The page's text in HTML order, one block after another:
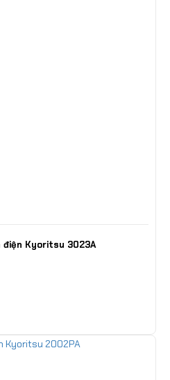
Kyoritsu 3023A